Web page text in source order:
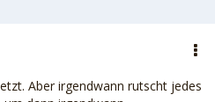
Aber irgendwann rutscht jedes